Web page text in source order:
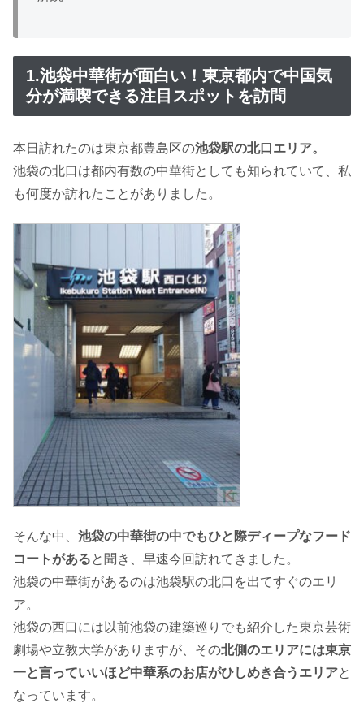
1.池袋中華街が面白い！東京都内で中国気
分が満喫できる注目スポットを訪問
本日訪れたのは東京都豊島区の池袋駅の北口エリア。
池袋の北口は都内有数の中華街としても知られていて、私
も何度か訪れたことがありました。
そんな中、 池袋の中華街の中でもひと際ディープなフード
コートがあると聞き、早速今回訪れてきました。
池袋の中華街があるのは池袋駅の北口を出てすぐのエリ
ア。
池袋の西口には以前池袋の建築巡りでも紹介した東京芸術
劇場や立教大学がありますが、その北側のエリアには東京
一と言っていいほど中華系のお店がひしめき合うエリアと
なっています。